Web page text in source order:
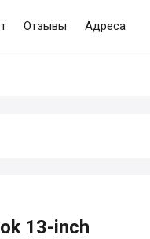
Отзывы Адреса
13-inch